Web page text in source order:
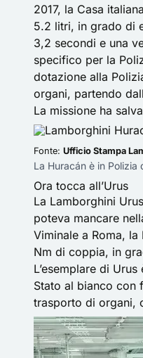
2017, la Casa
5.2 litri, in grado di
3,2 secondi e una
specifico per la
dotazione alla
organi, partendo
La missione ha
Fonte: Ufficio Stampa
La Huracán è in Polizia
Ora tocca all’Urus
La Lamborghini
poteva mancare
Viminale a Roma, la
Nm di coppia, in
L’esemplare di
Stato al bianco con
trasporto di organi,